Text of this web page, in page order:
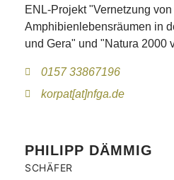
ENL-Projekt "Vernetzung von
Amphibienlebensräumen in
und Gera" und "Natura 2000
0157 33867196
korpat[at]nfga.de
PHILIPP DÄMMIG
SCHÄFER